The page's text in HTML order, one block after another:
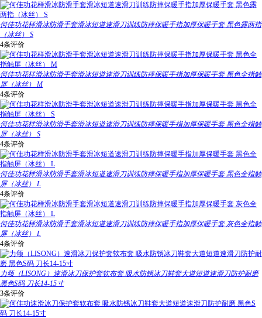
何佳功花样滑冰防滑手套滑冰短道速滑刀训练防摔保暖手指加厚保暖手套 黑色露两指
（冰丝） S
4条评价
何佳功花样滑冰防滑手套滑冰短道速滑刀训练防摔保暖手指加厚保暖手套 黑色全指触
屏（冰丝） M
4条评价
何佳功花样滑冰防滑手套滑冰短道速滑刀训练防摔保暖手指加厚保暖手套 黑色全指触
屏（冰丝） S
4条评价
何佳功花样滑冰防滑手套滑冰短道速滑刀训练防摔保暖手指加厚保暖手套 黑色全指触
屏（冰丝） L
4条评价
何佳功花样滑冰防滑手套滑冰短道速滑刀训练防摔保暖手指加厚保暖手套 灰色全指触
屏（冰丝） L
4条评价
力颂（LISONG）速滑冰刀保护套软布套 吸水防锈冰刀鞋套大道短道速滑刀防护耐磨
黑色S码 刀长14-15寸
3条评价